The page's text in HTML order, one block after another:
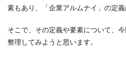
素もあり、「企業アルムナイ」の定義
そこで、その定義や要素について、
整理してみようと思います。